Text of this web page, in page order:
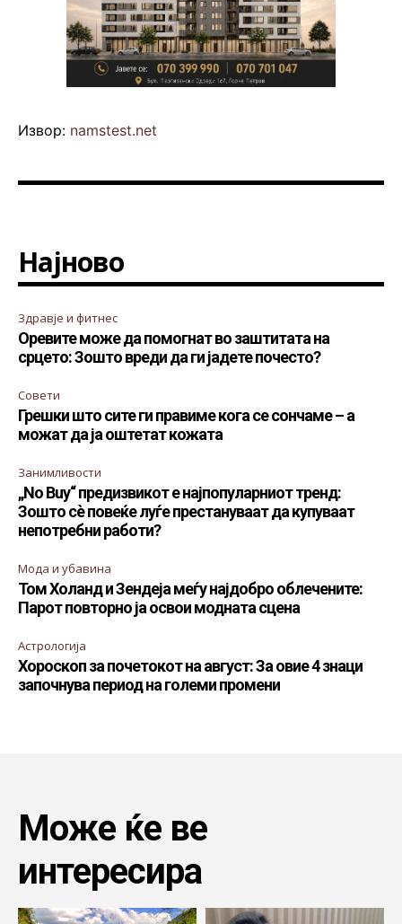
Извор: namstest.net
Најново
Здравје и фитнес
Оревите може да помогнат во заштитата на
срцето: Зошто вреди да ги јадете почесто?
Совети
Грешки што сите ги правиме кога се сончаме – а
можат да ја оштетат кожата
Занимливости
„No Buy“ предизвикот е најпопуларниот тренд:
Зошто сè повеќе луѓе престануваат да купуваат
непотребни работи?
Мода и убавина
Том Холанд и Зендеја меѓу најдобро облечените:
Парот повторно ја освои модната сцена
Астрологија
Хороскоп за почетокот на август: За овие 4 знаци
започнува период на големи промени
Може ќе ве
интересира